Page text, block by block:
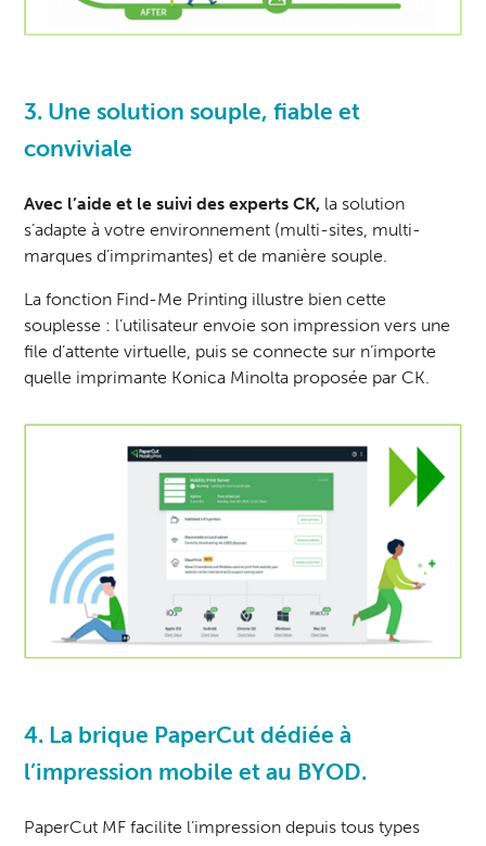
3. Une solution souple, fiable et
conviviale
Avec l’aide et le suivi desexperts CK, la solution
s’adapte à votre environnement (multi-sites, multi-
marques d’imprimantes) et de manière souple.
La fonction Find-Me Printing illustre bien cette
souplesse : l’utilisateur envoie son impression vers une
file d’attente virtuelle, puis se connecte sur n’importe
quelle imprimante Konica Minolta proposée par CK.
4. La brique PaperCut dédiée à
l’impression mobile et au BYOD.
PaperCut MF facilite l’impression depuis tous types